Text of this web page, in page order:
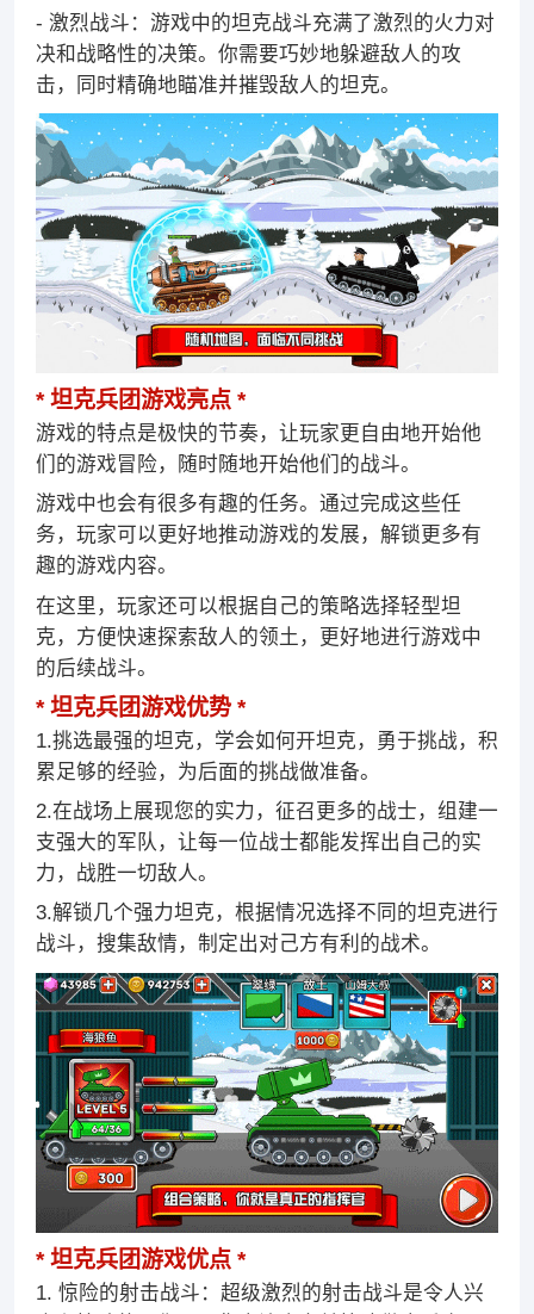
- 激烈战斗：游戏中的坦克战斗充满了激烈的火力对
决和战略性的决策。你需要巧妙地躲避敌人的攻
击，同时精确地瞄准并摧毁敌人的坦克。
坦克兵团游戏亮点
游戏的特点是极快的节奏，让玩家更自由地开始他
们的游戏冒险，随时随地开始他们的战斗。
游戏中也会有很多有趣的任务。通过完成这些任
务，玩家可以更好地推动游戏的发展，解锁更多有
趣的游戏内容。
在这里，玩家还可以根据自己的策略选择轻型坦
克，方便快速探索敌人的领土，更好地进行游戏中
的后续战斗。
坦克兵团游戏优势
1.挑选最强的坦克，学会如何开坦克，勇于挑战，积
累足够的经验，为后面的挑战做准备。
2.在战场上展现您的实力，征召更多的战士，组建一
支强大的军队，让每一位战士都能发挥出自己的实
力，战胜一切敌人。
3.解锁几个强力坦克，根据情况选择不同的坦克进行
战斗，搜集敌情，制定出对己方有利的战术。
坦克兵团游戏优点
1. 惊险的射击战斗：超级激烈的射击战斗是令人兴